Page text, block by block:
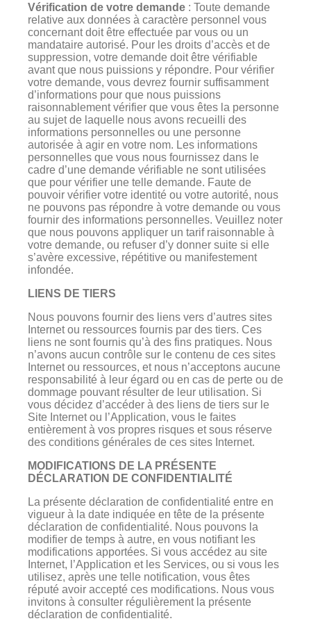
Vérification de votre demande : Toute demande
relative aux données à caractère personnel vous
concernant doit être effectuée par vous ou un
mandataire autorisé. Pour les droits d’accès et de
suppression, votre demande doit être vérifiable
avant que nous puissions y répondre. Pour vérifier
votre demande, vous devrez fournir suffisamment
d’informations pour que nous puissions
raisonnablement vérifier que vous êtes la personne
au sujet de laquelle nous avons recueilli des
informations personnelles ou une personne
autorisée à agir en votre nom. Les informations
personnelles que vous nous fournissez dans le
cadre d’une demande vérifiable ne sont utilisées
que pour vérifier une telle demande. Faute de
pouvoir vérifier votre identité ou votre autorité, nous
ne pouvons pas répondre à votre demande ou vous
fournir des informations personnelles. Veuillez noter
que nous pouvons appliquer un tarif raisonnable à
votre demande, ou refuser d’y donner suite si elle
s’avère excessive, répétitive ou manifestement
infondée.
LIENS DE TIERS
Nous pouvons fournir des liens vers d’autres sites
Internet ou ressources fournis par des tiers. Ces
liens ne sont fournis qu’à des fins pratiques. Nous
n’avons aucun contrôle sur le contenu de ces sites
Internet ou ressources, et nous n’acceptons aucune
responsabilité à leur égard ou en cas de perte ou de
dommage pouvant résulter de leur utilisation. Si
vous décidez d’accéder à des liens de tiers sur le
Site Internet ou l’Application, vous le faites
entièrement à vos propres risques et sous réserve
des conditions générales de ces sites Internet.
MODIFICATIONS DE LA PRÉSENTE
DÉCLARATION DE CONFIDENTIALITÉ
La présente déclaration de confidentialité entre en
vigueur à la date indiquée en tête de la présente
déclaration de confidentialité. Nous pouvons la
modifier de temps à autre, en vous notifiant les
modifications apportées. Si vous accédez au site
Internet, l’Application et les Services, ou si vous les
utilisez, après une telle notification, vous êtes
réputé avoir accepté ces modifications. Nous vous
invitons à consulter régulièrement la présente
déclaration de confidentialité.